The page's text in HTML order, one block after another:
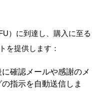
）に到達し、購入に至る
を提供します：
確認メールや感謝のメ
指示を自動送信しま